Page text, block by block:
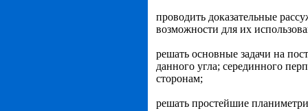
проводить доказательные
возможности для их
решать основные задачи на
данного угла; серединного
сторонам;
решать простейшие